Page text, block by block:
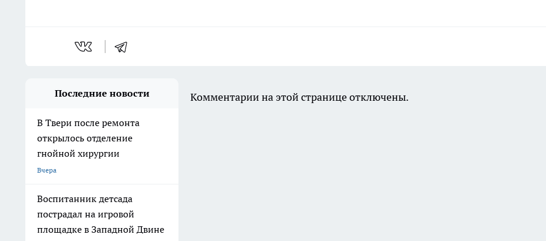
Последние новости
В Твери после ремонта
открылось отделение
гнойной хирургии
Вчера
Воспитанник детсада
пострадал на игровой
площадке в Западной Двине
Комментарии на этой странице отключены.